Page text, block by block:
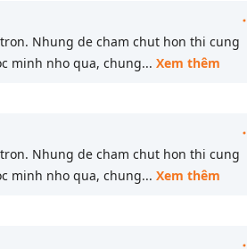
Nhung de cham chut hon thi cung
minh nho qua, chung... Xem thêm
Nhung de cham chut hon thi cung
minh nho qua, chung... Xem thêm